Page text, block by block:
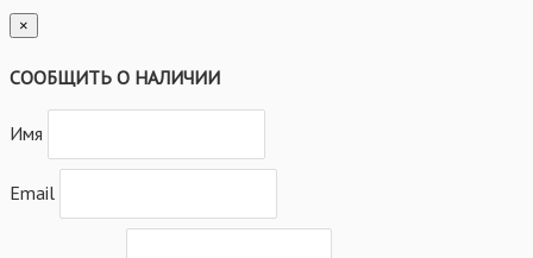
×
СООБЩИТЬ О НАЛИЧИИ
Имя
Email